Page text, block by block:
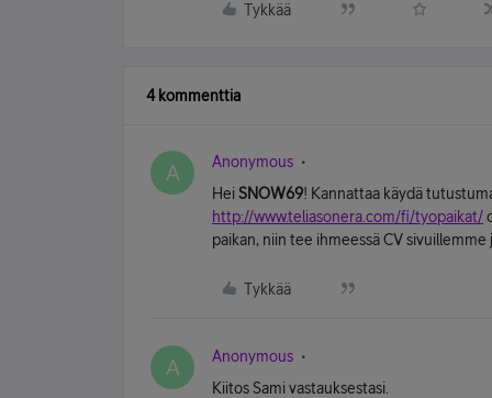
Tykkää
4 kommenttia
A
Anonymous
HeiSNOW69! Kannattaa käydä
http://www.teliasonera.com/fi/tyopaikat/
paikan, niin tee ihmeessä CV
Tykkää
A
Anonymous
Kiitos Sami vastauksestasi.